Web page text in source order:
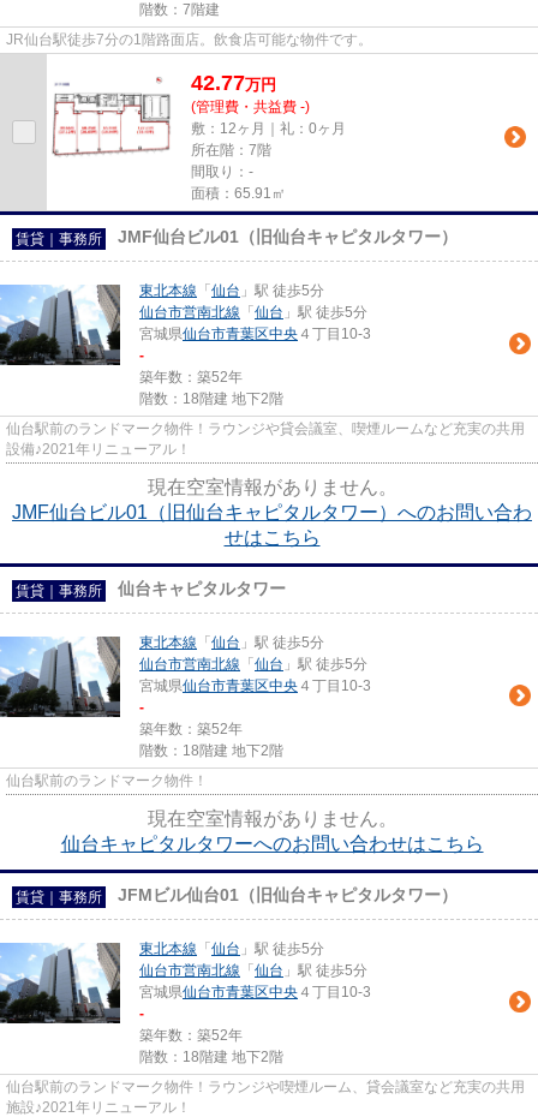
階数：7階建
JR仙台駅徒歩7分の1階路面店。飲食店可能な物件です。
42.77万円
(管理費・共益費 -)
敷：12ヶ月｜礼：0ヶ月
所在階：7階
間取り：-
面積：65.91㎡
賃貸｜事務所 JMF仙台ビル01（旧仙台キャピタルタワー）
東北本線 「 仙台 」駅 徒歩5分
仙台市営南北線 「 仙台 」駅 徒歩5分
宮城県仙台市青葉区中央 ４丁目10-3
-
築年数：築52年
階数：18階建 地下2階
仙台駅前のランドマーク物件！ラウンジや貸会議室、喫煙ルームなど充実の共用
設備♪2021年リニューアル！
現在空室情報がありません。
JMF仙台ビル01（旧仙台キャピタルタワー）へのお問い合わ
せはこちら
賃貸｜事務所 仙台キャピタルタワー
東北本線 「 仙台 」駅 徒歩5分
仙台市営南北線 「 仙台 」駅 徒歩5分
宮城県仙台市青葉区中央 ４丁目10-3
-
築年数：築52年
階数：18階建 地下2階
仙台駅前のランドマーク物件！
現在空室情報がありません。
仙台キャピタルタワーへのお問い合わせはこちら
賃貸｜事務所 JFMビル仙台01（旧仙台キャピタルタワー）
東北本線 「 仙台 」駅 徒歩5分
仙台市営南北線 「 仙台 」駅 徒歩5分
宮城県仙台市青葉区中央 ４丁目10-3
-
築年数：築52年
階数：18階建 地下2階
仙台駅前のランドマーク物件！ラウンジや喫煙ルーム、貸会議室など充実の共用
施設♪2021年リニューアル！